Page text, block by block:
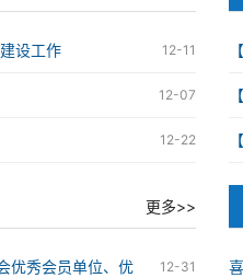
12-11
设工作
12-07
12-22
更多>>
12-31
优秀会员单位、优